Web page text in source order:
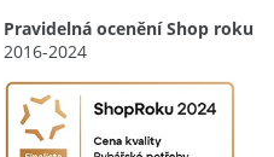
Pravidelná ocenění Shop roku
2016-2024